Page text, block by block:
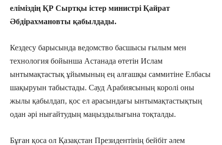
еліміздің ҚР Сыртқы істер министрі Қайрат
Әбдірахмановты қабылдады.
Кездесу барысында ведомство басшысы ғылым мен
технология бойынша Астанада өтетін Ислам
ынтымақтастық ұйымының ең алғашқы саммитіне Елбасы
шақыруын табыстады. Сауд Арабиясының королі оны
жылы қабылдап, қос ел арасындағы ынтымақтастықтың
одан әрі нығайтудың маңыздылығына тоқталды.
Бұған қоса ол Қазақстан Президентінің бейбіт әлем